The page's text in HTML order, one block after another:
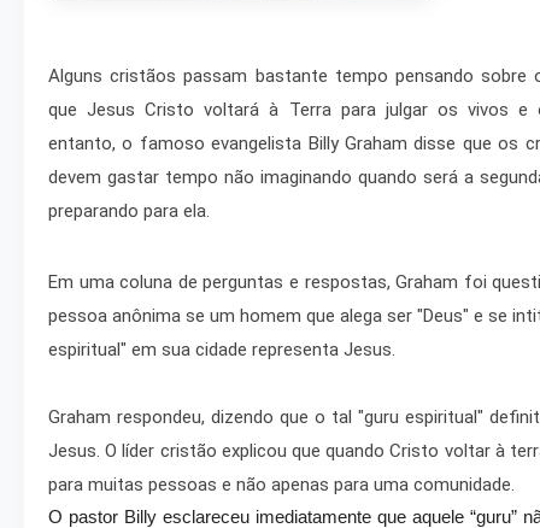
Alguns cristãos passam bastante tempo pensando sobre
que Jesus Cristo voltará à Terra para julgar os vivos e
entanto, o famoso evangelista Billy Graham disse que os
devem gastar tempo não imaginando quando será a
preparando para ela.
Em uma coluna de perguntas e respostas, Graham foi
pessoa anônima se um homem que alega ser "Deus" e se
espiritual" em sua cidade representa Jesus.
Graham respondeu, dizendo que o tal "guru espiritual"
Jesus. O líder cristão explicou que quando Cristo voltar à
para muitas pessoas e não apenas para uma comunidade.
O pastor Billy esclareceu imediatamente que aquele “guru”